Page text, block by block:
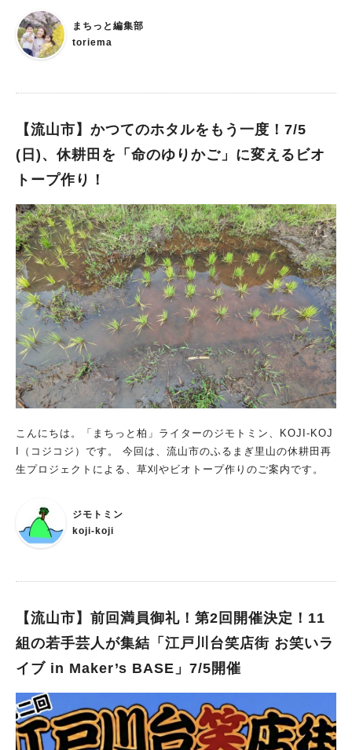
ちが、この日のために流山へ集結するそうなんです！！ そんな
特別なコンサートを、もっと気軽に楽しめるプレイベント「おお
たかの森プレミアムサロン」が7月5日（日）に開催されます。
奏家たちが、おおたかの森に集結する特別なコンサートです。
普段は国内外のさまざまな舞台で活躍する皆さんが、この日のた
めに流山へ集まります。 「こんな豪華な演奏を地元で楽しめる
ックがお好きな方はもちろん、 「普段あまりクラシックを聴く
機会がない」という方にも、 ぜひ知っていただきたいイベント
です。 ▶︎おおたかの森スーパー・アンサンブルの紹介（チラシ
①・② ） 演奏家を知ることで音楽はもっと面白くなる♪ 7月5
日（日）に開催される「おおたかの森プレミアムサロン」は、ス
ターツおおたかの森ホールの主催公演をもっと楽しむための特別
なプログラムです。 「コンサートってどう楽しめばいいの？」
「ホールでの過ごし方やマナーがわからない…」 「演奏家や曲
を予習してから当日を迎えたい！」 「チケットを買う前に公演
のことを詳しく知りたい！」 そんな疑問や不安に、出演者やそ
の道のプロが「NGなし」で答えてくれるのが、このプレミアム
して、 「どんな人が演奏しているのか」 「どんな想いで音楽を
届けているのか」 を知ることで、音楽はもっと身近に、もっと
面白く感じられるはず。 「クラシックは少し敷居が高そう…」
ベント概要 おおたかの森プレミアムサロン「話して、聴いて、
ほどける音楽の時間」 〜おおたかの森スーパー・アンサンブル
から幣 隆太朗さんと秋元 孝介さんを迎えて〜 開催日：2026年7
料。 ※サロン参加後に9月27日のチケットを購入する場合は、一
うこそ」と、コントラバス・ピアノによるミニコンサート 申込
方法：ホール窓口または専用フォーム 演奏家プロフィール ♪ 幣
ルツブルク音楽大学入学。2005年同大学ディプロマ試験を最高
得点で卒業、同大学院マスターコースに入学。 同年ベルリン国
立歌劇場オーケストラ（シュターツカペレ・ベルリン）のアカデ
まちっと編集部
toriema
【流山市】かつてのホタルをもう一度！7/5
(日)、休耕田を「命のゆりかご」に変えるビオ
トープ作り！
こんにちは。「まちっと柏」ライターのジモトミン、KOJI-KOJ
I（コジコジ）です。 今回は、流山市のふるまぎ里山の休耕田再
生プロジェクトによる、草刈やビオトープ作りのご案内です。
ジモトミン
koji-koji
【流山市】前回満員御礼！第2回開催決定！11
組の若手芸人が集結「江戸川台笑店街 お笑いラ
イブ in Maker’s BASE」7/5開催